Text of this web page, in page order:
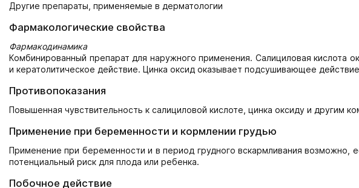
Другие препараты, применяемые в дерматологии
Фармакологические свойства
Фармакодинамика
Комбинированный препарат для наружного применения. Салициловая кислота
и кератолитическое действие. Цинка оксид оказывает подсушивающее
Противопоказания
Повышенная чувствительность к салициловой кислоте, цинка оксиду и другим
Применение при беременности и кормлении грудью
Применение при беременности и в период грудного вскармливания возможно,
потенциальный риск для плода или ребенка.
Побочное действие